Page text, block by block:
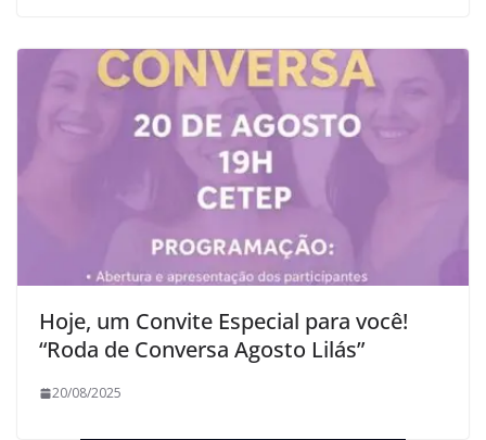
Hoje, um Convite Especial para você!
“Roda de Conversa Agosto Lilás”
20/08/2025